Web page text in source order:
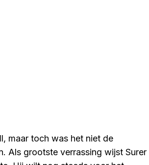
maar toch was het niet de
Als grootste verrassing wijst Surer